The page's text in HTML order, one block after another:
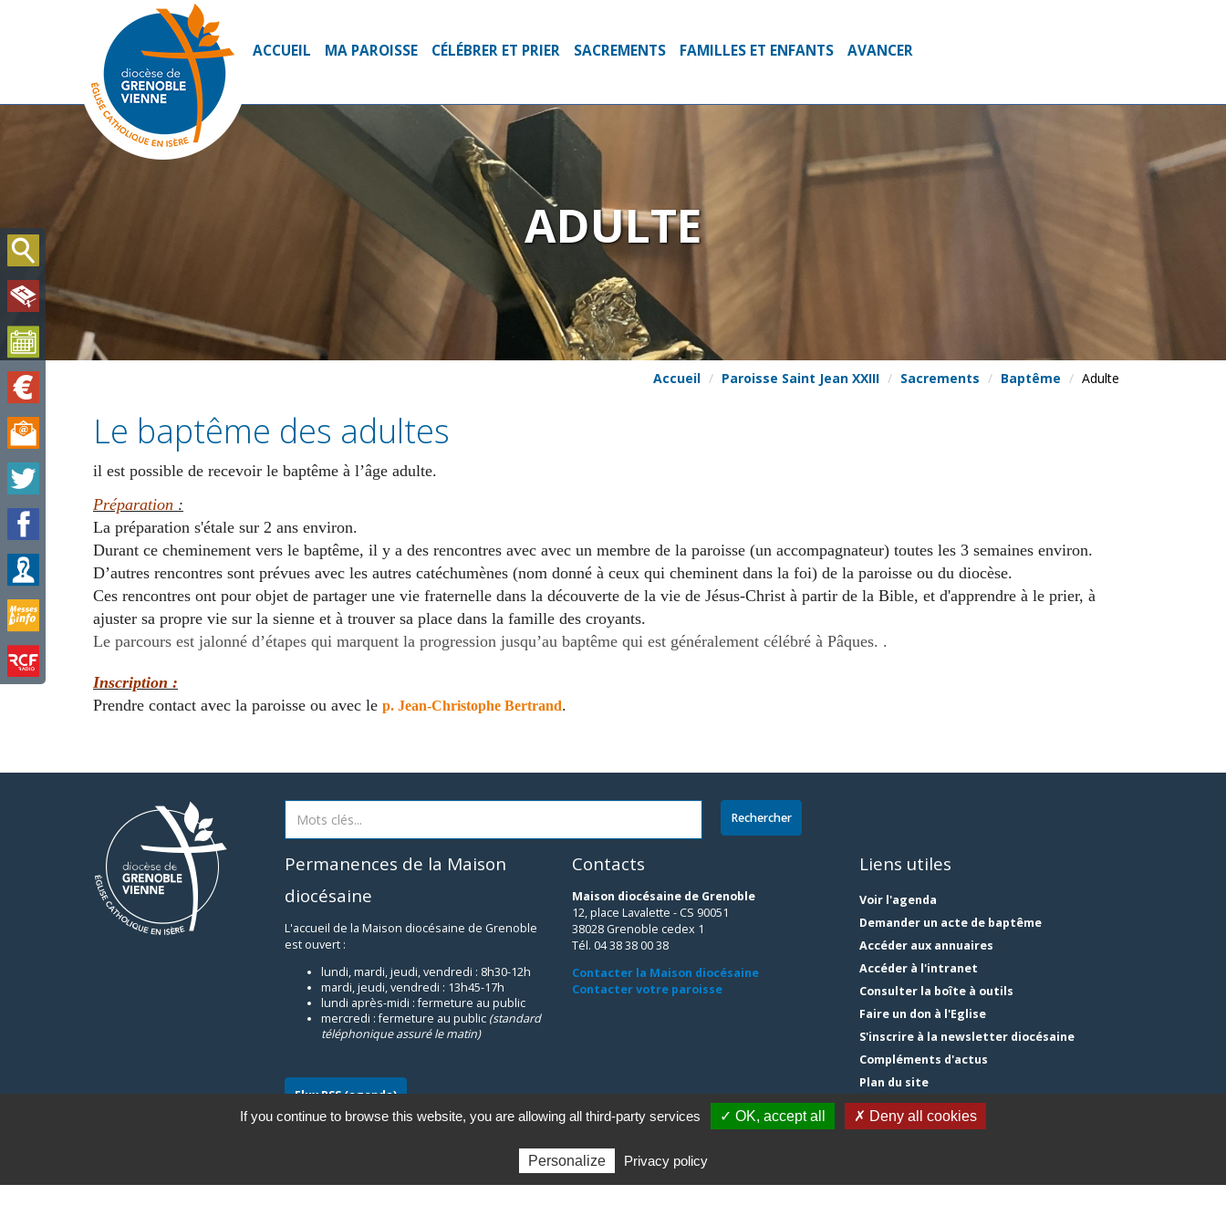
ADULTE
Accueil Paroisse Saint Jean XXIII Sacrements Baptême Adulte
Le baptême des adultes
il est possible de recevoir le baptême à l’âge adulte.
Préparation :
La préparation s'étale sur 2 ans environ.
Durant ce cheminement vers le baptême, il y a des rencontres avec avec un membre de la paroisse (un accompagnateur) toutes les 3 semaines environ.
D’autres rencontres sont prévues avec les autres catéchumènes (nom donné à ceux qui cheminent dans la foi) de la paroisse ou du diocèse.
Ces rencontres ont pour objet de partager une vie fraternelle dans la découverte de la vie de Jésus-Christ à partir de la Bible, et d'apprendre à le prier, à
ajuster sa propre vie sur la sienne et à trouver sa place dans la famille des croyants.
Le parcours est jalonné d’étapes qui marquent la progression jusqu’au baptême qui est généralement célébré à Pâques. .
Inscription :
Prendre contact avec la paroisse ou avec le p. Jean-Christophe Bertrand.
Permanences de la Maison
diocésaine
L'accueil de la Maison diocésaine de Grenoble
est ouvert :
lundi, mardi, jeudi, vendredi : 8h30-12h
mardi, jeudi, vendredi : 13h45-17h
lundi après-midi : fermeture au public
mercredi : fermeture au public (standard
téléphonique assuré le matin)
Flux RSS (agenda)
Contacts
Maison diocésaine de Grenoble
12, place Lavalette - CS 90051
38028 Grenoble cedex 1
Tél. 04 38 38 00 38
Contacter la Maison diocésaine
Contacter votre paroisse
Liens utiles
Voir l'agenda
Demander un acte de baptême
Accéder aux annuaires
Accéder à l'intranet
Consulter la boîte à outils
Faire un don à l'Eglise
S'inscrire à la newsletter diocésaine
Compléments d'actus
Plan du site
Mentions légales
Gestion des cookies
ACCUEIL MA PAROISSE CÉLÉBRER ET PRIER SACREMENTS FAMILLES ET ENFANTS AVANCER
If you continue to browse this website, you are allowing all third-party services ✓ OK, accept all ✗ Deny all cookies
Personalize Privacy policy